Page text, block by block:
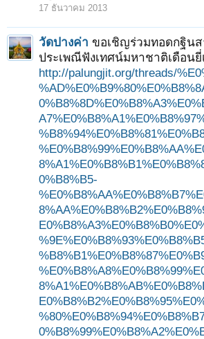
17 ธันวาคม 2013
วัดปางค่า ขอเชิญร่วมทอดกฐิน
ประเพณีฟังเทศน์มหาชาติเดือนยี่
http://palungjit.org/threads/
0%B8%B5-